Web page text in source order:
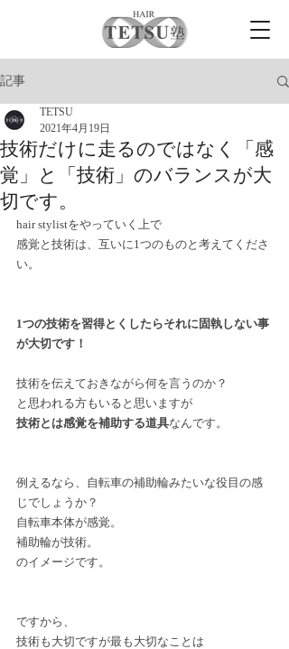
記事
技術だけに走るのではなく「感
覚」と「技術」のバランスが大
切です。
TETSU
2021年4月19日
hair stylistをやっていく上で
感覚と技術は、互いに1つのものと考えてくださ
い。
1つの技術を習得とくしたらそれに固執しない事
が大切です！
技術を伝えておきながら何を言うのか？
と思われる方もいると思いますが
技術とは感覚を補助する道具なんです。
例えるなら、自転車の補助輪みたいな役目の感
じでしょうか？
自転車本体が感覚。
補助輪が技術。
のイメージです。
ですから、
技術も大切ですが最も大切なことは